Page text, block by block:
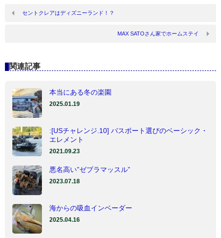
セントクレアはディズニーランド！？
MAX SATOさん家でホームステイ
関連記事
本当にある冬の楽園
2025.01.19
:[USチャレンジ.10] バスボート選びのベーシック・
エレメント
2021.09.23
悪名高い”ゼブラマッスル”
2023.07.18
海からの吸血インベーダー
2025.04.16